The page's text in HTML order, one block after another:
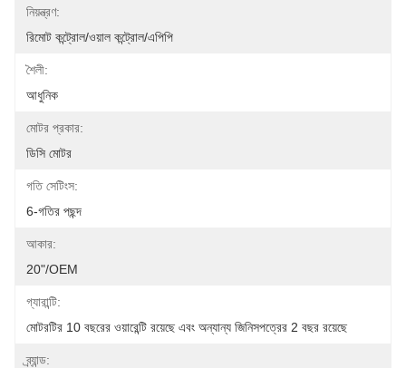
নিয়ন্ত্রণ:
রিমোট কন্ট্রোল/ওয়াল কন্ট্রোল/এপিপি
শৈলী:
আধুনিক
মোটর প্রকার:
ডিসি মোটর
গতি সেটিংস:
6-গতির পছন্দ
আকার:
20"/OEM
গ্যারান্টি:
মোটরটির 10 বছরের ওয়ারেন্টি রয়েছে এবং অন্যান্য জিনিসপত্রের 2 বছর রয়েছে
ব্র্যান্ড: